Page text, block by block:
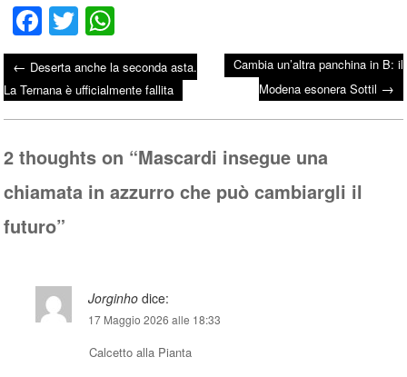
Fa
ce
bo
ok
T
wi
tte
r
ha
ts
A
Post navigation
← Deserta anche la seconda asta.
La Ternana è ufficialmente fallita
Cambia un’altra panchina in B: il
Modena esonera Sottil →
2 thoughts on “Mascardi insegue una
chiamata in azzurro che può cambiargli il
futuro”
Jorginho dice:
17 Maggio 2026 alle 18:33
Calcetto alla Pianta